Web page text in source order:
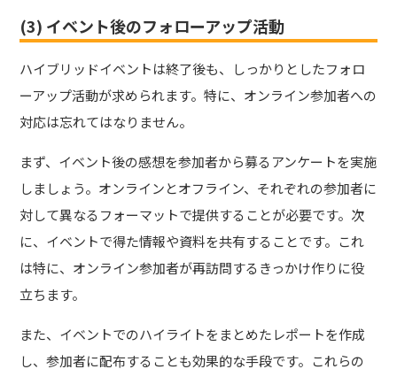
(3) イベント後のフォローアップ活動
ハイブリッドイベントは終了後も、しっかりとしたフォロ
ーアップ活動が求められます。特に、オンライン参加者への
対応は忘れてはなりません。
まず、イベント後の感想を参加者から募るアンケートを実施
しましょう。オンラインとオフライン、それぞれの参加者に
対して異なるフォーマットで提供することが必要です。次
に、イベントで得た情報や資料を共有することです。これ
は特に、オンライン参加者が再訪問するきっかけ作りに役
立ちます。
また、イベントでのハイライトをまとめたレポートを作成
し、参加者に配布することも効果的な手段です。これらの